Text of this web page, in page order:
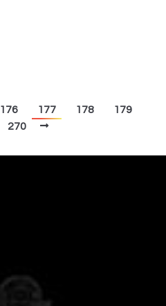
176 177 178
179
270